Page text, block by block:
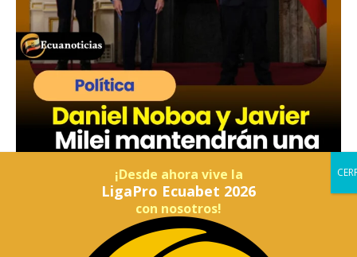
¡Desde ahora vive la
LigaPro Ecuabet 2026
con nosotros!